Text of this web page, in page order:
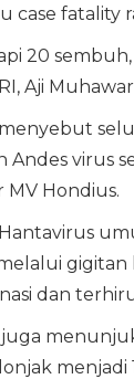
case fatality
20
Aji
Andes virus
MV Hondius.
gigitan
dan
menjadi